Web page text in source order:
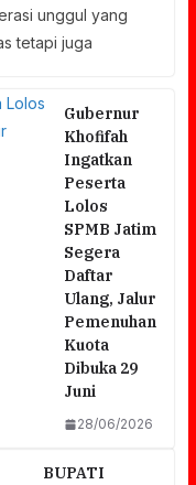
unggul yang
tetapi juga
Gubernur
Khofifah
Ingatkan
Peserta
Lolos
SPMB Jatim
Segera
Daftar
Ulang, Jalur
Pemenuhan
Kuota
Dibuka 29
Juni
28/06/2026
BUPATI